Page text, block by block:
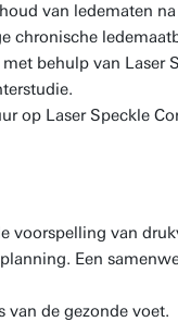
van ledematen
chronische
behulp van Laser
op Laser Speckle
voorspelling van
Een
de gezonde voet.